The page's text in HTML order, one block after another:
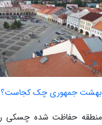
بهشت جمهوری چک کجاست؟